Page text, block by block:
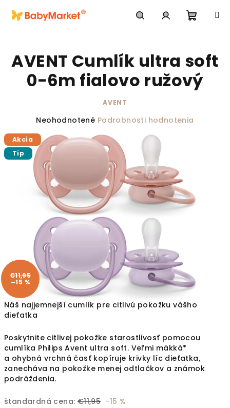
Náš najjemnejší cumlík pre citlivú pokožku vášho
dieťatka
Poskytnite citlivej pokožke starostlivosť pomocou
cumlíka Philips Avent ultra soft. Veľmi mäkká*
a ohybná vrchná časť kopíruje krivky líc dieťatka,
zanecháva na pokožke menej odtlačkov a známok
podráždenia.
štandardná cena: €11,95 –15 %
AVENT Cumlík ultra soft
0-6m fialovo ružový
AVENT
Priemerné hodnotenie produktu je 0,0 z 5
Neohodnotené Podrobnosti hodnotenia
Akcia
Tip
€11,95
–15 %